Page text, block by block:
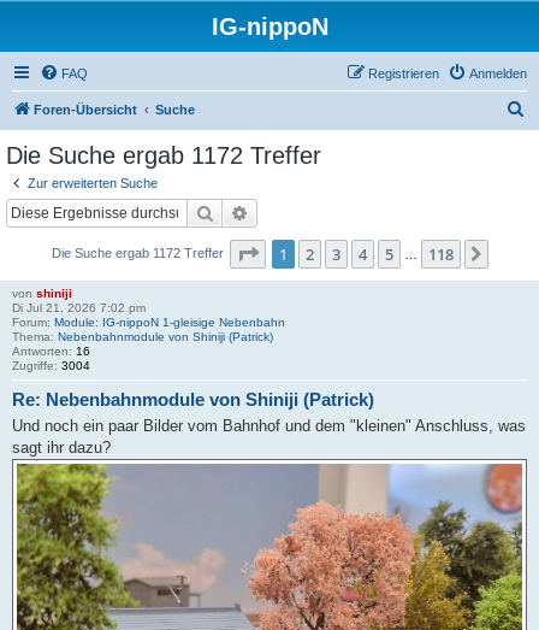
IG-nippoN
FAQ Anmelden
Registrieren
Foren-Übersicht Suche
Die Suche ergab 1172 Treffer
Zur erweiterten Suche
Suche
Die Suche ergab 1172 Treffer Seite 1von 118
1 2 3 4 5 118
von shiniji
Di Jul 21, 2026 7:02 pm
Forum: Module: IG-nippoN 1-gleisige Nebenbahn
Thema: Nebenbahnmodule von Shiniji (Patrick)
Antworten: 16
Zugriffe: 3004
Re: Nebenbahnmodule von Shiniji (Patrick)
Und noch ein paar Bilder vom Bahnhof und dem "kleinen" Anschluss, was
sagt ihr dazu?